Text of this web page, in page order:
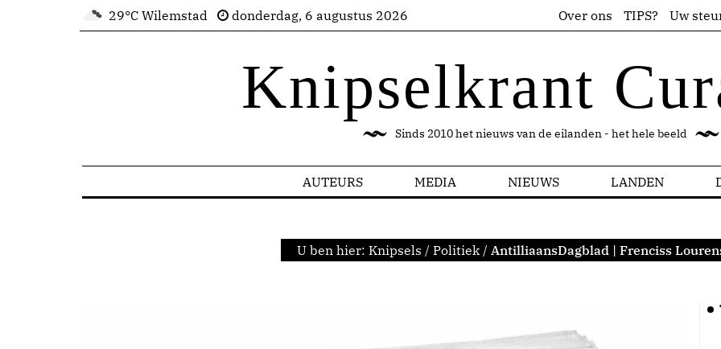
29°C Wilemstad donderdag, 6 augustus 2026 Over ons TIPS? Uw
Knipselkrant
Sinds 2010 het nieuws van de eilanden - het hele beeld
AUTEURS MEDIA NIEUWS LANDEN
U ben hier: Knipsels / Politiek / AntilliaansDagblad | Frenciss